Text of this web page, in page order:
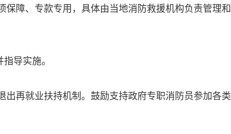
障、专款专用，具体由当地消防救援机构负责管理和
导实施。
再就业扶持机制。鼓励支持政府专职消防员参加各类